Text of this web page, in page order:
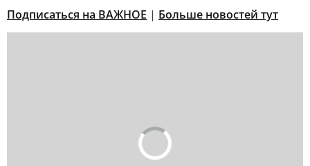
Подписаться на ВАЖНОЕ | Больше новостей тут